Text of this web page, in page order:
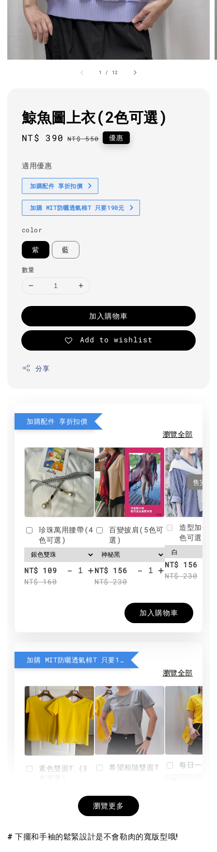
1 / 12
鯨魚圖上衣(2色可選)
Sale
NT$ 390 Regular
NT$ 550 優惠
適用優惠
加購配件 享折扣價
加購 MIT防曬透氣棉T 只要190元
color
紫 藍
數量
加入購物車
Add to wishlist
分享
加購配件 享折扣價
瀏覽全部
珍珠萬用腰帶(4
色可選)
NT$ 109
NT$ 160
- +
百變披肩(5色可
選)
NT$ 156
NT$ 230
- +
售完
造型加分
色可選)
NT$ 156
NT$ 230
加入購物車
加購 MIT防曬透氣棉T 只要190元
瀏覽全部
素色雙面T (3
+
希望相隨雙面T
NT$ 190
-
每日一笑
瀏覽更多
# 下擺和手袖的鬆緊設計是不會勒肉的寬版型哦!